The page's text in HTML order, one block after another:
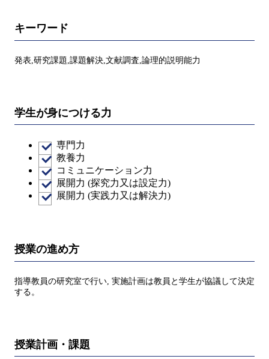
キーワード
発表,研究課題,課題解決,文献調査,論理的説明能力
学生が身につける力
専門力
教養力
コミュニケーション力
展開力 (探究力又は設定力)
展開力 (実践力又は解決力)
授業の進め方
指導教員の研究室で行い, 実施計画は教員と学生が協議して決定
する。
授業計画・課題